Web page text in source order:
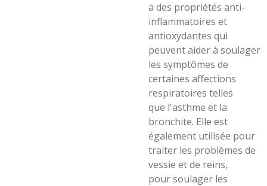
a des propriétés anti-
inflammatoires et
antioxydantes qui
peuvent aider à soulager
les symptômes de
certaines affections
respiratoires telles
que l'asthme et la
bronchite. Elle est
également utilisée pour
traiter les problèmes de
vessie et de reins,
pour soulager les